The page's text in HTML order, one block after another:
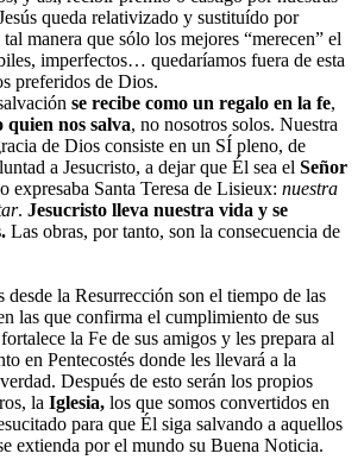
queda relativizado y sustituído por
manera que sólo los mejores “merecen” el
imperfectos… quedaríamos fuera de esta
preferidos de Dios.
se recibe como un regalo en la fe,
quien nos salva, no nosotros solos. Nuestra
de Dios consiste en un SÍ pleno, de
a Jesucristo, a dejar que Él sea el Señor
expresaba Santa Teresa de Lisieux: nuestra
. Jesucristo lleva nuestra vida y se
Las obras, por tanto, son la consecuencia de
la Resurrección son el tiempo de las
las que confirma el cumplimiento de sus
la Fe de sus amigos y les prepara al
en Pentecostés donde les llevará a la
Después de esto serán los propios
la Iglesia, los que somos convertidos en
para que Él siga salvando a aquellos
extienda por el mundo su Buena Noticia.